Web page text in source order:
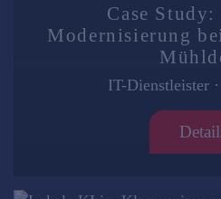
Case Study:
Modernisierung
IT-Dienstleister ·